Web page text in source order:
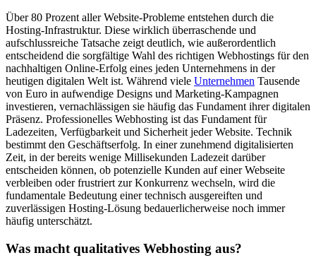
Über 80 Prozent aller Website-Probleme entstehen durch die
Hosting-Infrastruktur. Diese wirklich überraschende und
aufschlussreiche Tatsache zeigt deutlich, wie außerordentlich
entscheidend die sorgfältige Wahl des richtigen Webhostings für den
nachhaltigen Online-Erfolg eines jeden Unternehmens in der
heutigen digitalen Welt ist. Während viele Unternehmen Tausende
von Euro in aufwendige Designs und Marketing-Kampagnen
investieren, vernachlässigen sie häufig das Fundament ihrer digitalen
Präsenz. Professionelles Webhosting ist das Fundament für
Ladezeiten, Verfügbarkeit und Sicherheit jeder Website. Technik
bestimmt den Geschäftserfolg. In einer zunehmend digitalisierten
Zeit, in der bereits wenige Millisekunden Ladezeit darüber
entscheiden können, ob potenzielle Kunden auf einer Webseite
verbleiben oder frustriert zur Konkurrenz wechseln, wird die
fundamentale Bedeutung einer technisch ausgereiften und
zuverlässigen Hosting-Lösung bedauerlicherweise noch immer
häufig unterschätzt.
Was macht qualitatives Webhosting aus?